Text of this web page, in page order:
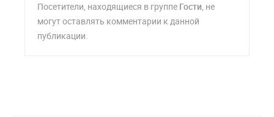
Посетители, находящиеся в группе Гости, не
могут оставлять комментарии к данной
публикации.